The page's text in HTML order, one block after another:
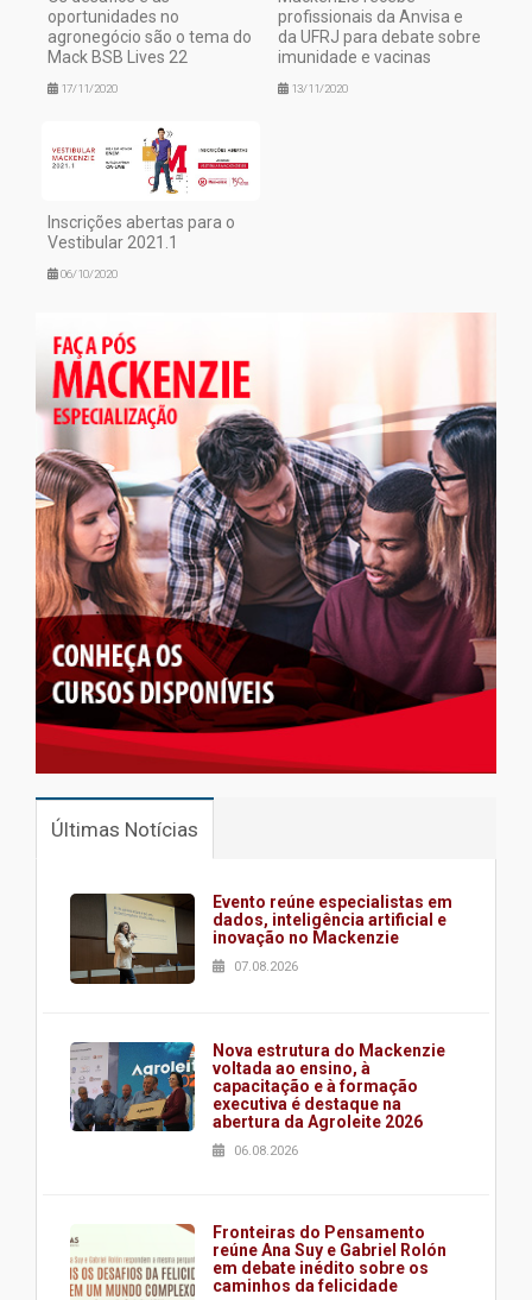
oportunidades no
agronegócio são o tema do
Mack BSB Lives 22
17/11/2020
profissionais da Anvisa e
da UFRJ para debate sobre
imunidade e vacinas
13/11/2020
Inscrições abertas para o
Vestibular 2021.1
06/10/2020
Últimas Notícias
Evento reúne especialistas em
dados, inteligência artificial e
inovação no Mackenzie
07.08.2026
Nova estrutura do Mackenzie
voltada ao ensino, à
capacitação e à formação
executiva é destaque na
abertura da Agroleite 2026
06.08.2026
Fronteiras do Pensamento
reúne Ana Suy e Gabriel Rolón
em debate inédito sobre os
caminhos da felicidade